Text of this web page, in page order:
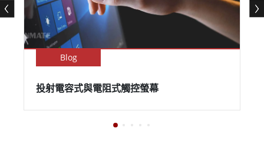
Blog
投射電容式與電阻式觸控螢幕